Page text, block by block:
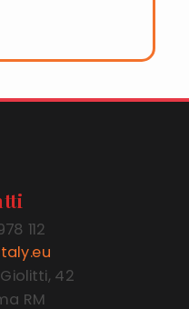
112
42
RM